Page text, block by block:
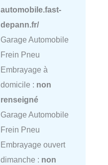
automobile.fast-
depann.fr/
Garage Automobile
Frein Pneu
Embrayage à
domicile : non
renseigné
Garage Automobile
Frein Pneu
Embrayage ouvert
dimanche : non